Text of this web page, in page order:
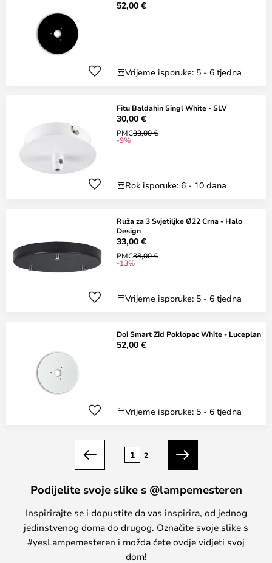
52,00 €
Vrijeme isporuke: 5 - 6 tjedna
Fitu Baldahin Singl White - SLV
30,00 €
PMC33,00 €
-9%
Rok isporuke: 6 - 10 dana
Ruža za 3 Svjetiljke Ø22 Crna - Halo
Design
33,00 €
PMC38,00 €
-13%
Vrijeme isporuke: 5 - 6 tjedna
Doi Smart Zid Poklopac White - Luceplan
52,00 €
Vrijeme isporuke: 5 - 6 tjedna
Prethodno
1 2
Sljedeći
Podijelite svoje slike s @lampemesteren
Inspirirajte se i dopustite da vas inspirira, od jednog
jedinstvenog doma do drugog. Označite svoje slike s
#yesLampemesteren i možda ćete ovdje vidjeti svoj
dom!